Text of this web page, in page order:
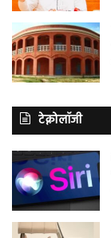
टेक्नोलॉजी